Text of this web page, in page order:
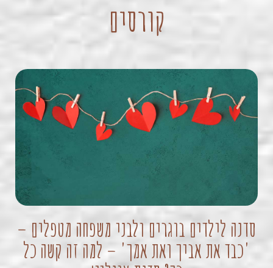
קורסים
סדנה לילדים בוגרים ולבני משפחה מטפלים –
'כבד את אביך ואת אמך' – למה זה קשה כל